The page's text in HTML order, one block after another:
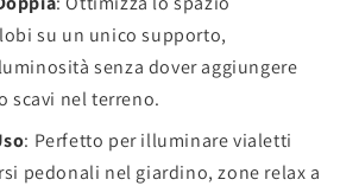
su un unico supporto,
senza dover aggiungere
scavi nel terreno.
: Perfetto per illuminare vialetti
pedonali nel giardino, zone relax a